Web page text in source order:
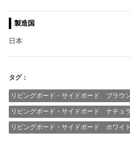
製造国
日本
タグ：
リビングボード・サイドボード ブラウ
リビングボード・サイドボード ナチュ
リビングボード・サイドボード ホワイ